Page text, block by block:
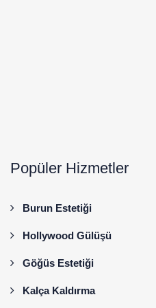
Popüler Hizmetler
Burun Estetiği
Hollywood Gülüşü
Göğüs Estetiği
Kalça Kaldırma